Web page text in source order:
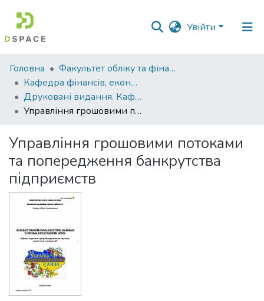
Увійти
Фонди
та
зібрання
Пошук за критеріями
Статистика
Головна
Факультет обліку та фінансів
Кафедра фінансів, економічних досліджень і туризму
Друковані видання. Кафедра фінансів, економічних досліджень і туризму
Управління грошовими потоками та попередження банкрутства підприємств
Управління грошовими потоками
та попередження банкрутства
підприємств